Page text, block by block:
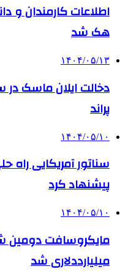
اطلاعات کارمندان و
هک شد
۱۴۰۴/۰۵/۱۳
دخالت ایلان ماسک
پراند
۱۴۰۴/۰۵/۱۰
سناتور آمریکایی راه
پیشنهاد کرد
۱۴۰۴/۰۵/۱۰
مایکروسافت دومین
میلیارددلاری شد